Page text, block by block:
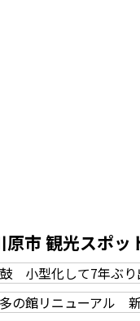
原市 観光スポッ
小型化して7年ぶり
の館リニューアル